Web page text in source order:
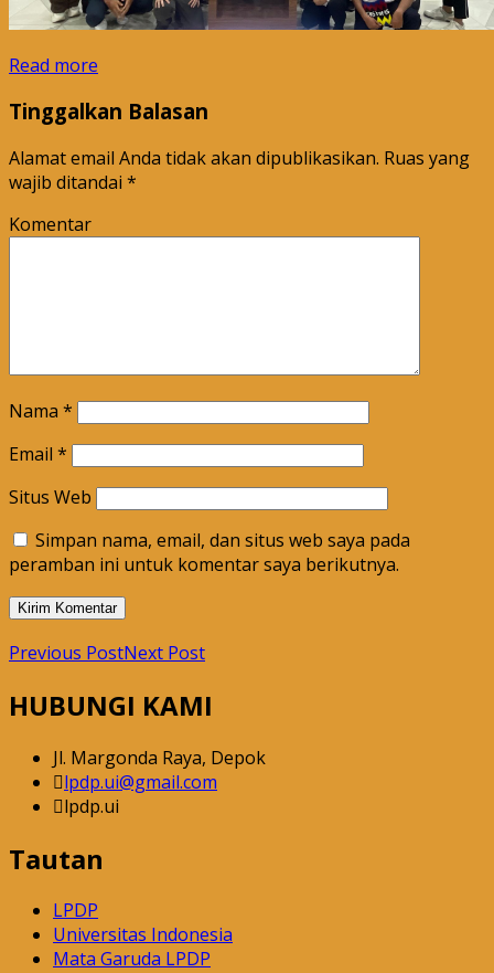
Read more
Tinggalkan Balasan
Alamat email Anda tidak akan dipublikasikan. Ruas yang
wajib ditandai *
Komentar
Nama *
Email *
Situs Web
Simpan nama, email, dan situs web saya pada
peramban ini untuk komentar saya berikutnya.
Previous PostNext Post
HUBUNGI KAMI
Jl. Margonda Raya, Depok
lpdp.ui@gmail.com
lpdp.ui
Tautan
LPDP
Universitas Indonesia
Mata Garuda LPDP